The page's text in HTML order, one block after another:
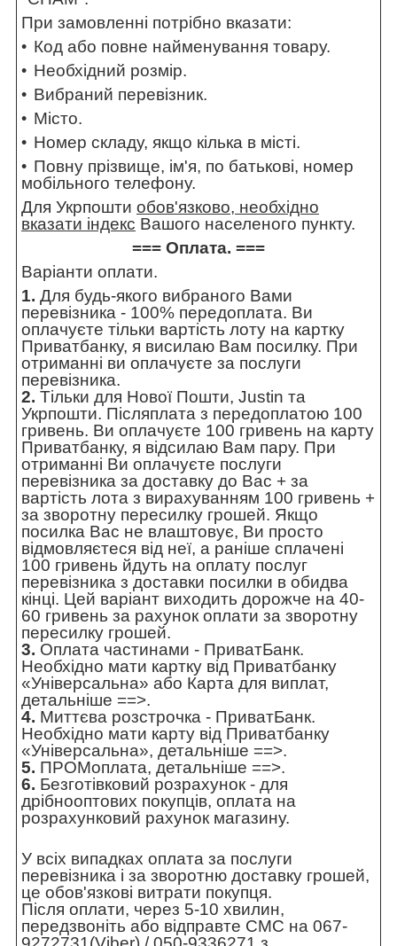
При замовленні потрібно вказати:
Код або повне найменування товару.
Необхідний розмір.
Вибраний перевізник.
Місто.
Номер складу, якщо кілька в місті.
Повну прізвище, ім'я, по батькові, номер
мобільного телефону.
Для Укрпошти обов'язково, необхідно
вказати індекс Вашого населеного пункту.
=== Оплата. ===
Варіанти оплати.
1. Для будь-якого вибраного Вами
перевізника - 100% передоплата. Ви
оплачуєте тільки вартість лоту на картку
Приватбанку, я висилаю Вам посилку. При
отриманні ви оплачуєте за послуги
перевізника.
2. Тільки для Нової Пошти, Justin та
Укрпошти. Післяплата з передоплатою 100
гривень. Ви оплачуєте 100 гривень на карту
Приватбанку, я відсилаю Вам пару. При
отриманні Ви оплачуєте послуги
перевізника за доставку до Вас + за
вартість лота з вирахуванням 100 гривень +
за зворотну пересилку грошей. Якщо
посилка Вас не влаштовує, Ви просто
відмовляєтеся від неї, а раніше сплачені
100 гривень йдуть на оплату послуг
перевізника з доставки посилки в обидва
кінці. Цей варіант виходить дорожче на 40-
60 гривень за рахунок оплати за зворотну
пересилку грошей.
3. Оплата частинами - ПриватБанк.
Необхідно мати картку від Приватбанку
«Універсальна» або Карта для виплат,
детальніше ==>.
4. Миттєва розстрочка - ПриватБанк.
Необхідно мати карту від Приватбанку
«Універсальна», детальніше ==>.
5. ПРОМоплата, детальніше ==>.
6. Безготівковий розрахунок - для
дрібнооптових покупців, оплата на
розрахунковий рахунок магазину.
У всіх випадках оплата за послуги
перевізника і за зворотню доставку грошей,
це обов'язкові витрати покупця.
Після оплати, через 5-10 хвилин,
передзвоніть або відправте СМС на 067-